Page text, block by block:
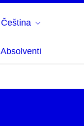
Čeština
Absolventi